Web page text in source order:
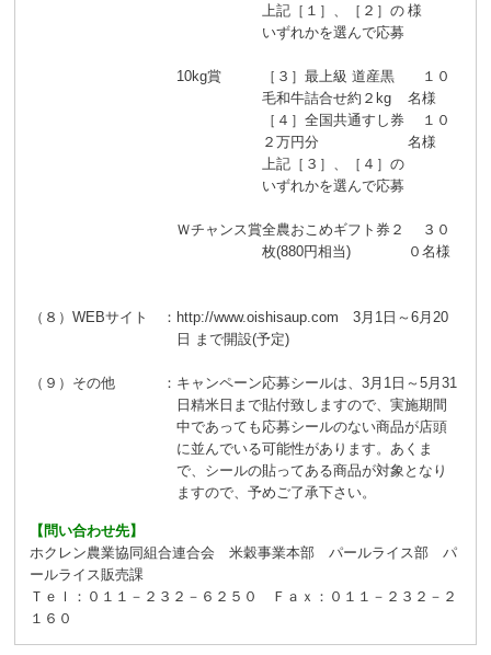
上記［１］、［２］の
いずれかを選んで応募
様
10kg賞
［３］最上級 道産黒
毛和牛詰合せ約２kg
［４］全国共通すし券
２万円分
上記［３］、［４］の
いずれかを選んで応募
１０
名様
１０
名様
Ｗチャンス賞全農おこめギフト券２
枚(880円相当)
３０
０名様
（８）WEBサイト ： http://www.oishisaup.com 3月1日～6月20
日 まで開設(予定)
（９）その他 ： キャンペーン応募シールは、3月1日～5月31
日精米日まで貼付致しますので、実施期間
中であっても応募シールのない商品が店頭
に並んでいる可能性があります。あくま
で、シールの貼ってある商品が対象となり
ますので、予めご了承下さい。
【問い合わせ先】
ホクレン農業協同組合連合会 米穀事業本部 パールライス部 パ
ールライス販売課
Ｔｅｌ：０１１－２３２－６２５０ Ｆａｘ：０１１－２３２－２
１６０